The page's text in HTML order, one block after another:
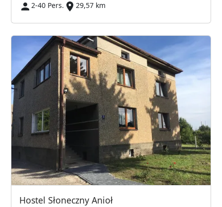
2-40 Pers.
29,57 km
Hostel Słoneczny Anioł